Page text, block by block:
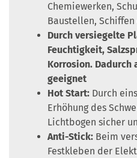
Chemiewerken,
Baustellen,
Durch versiegelte
Feuchtigkeit,
Korrosion. Dadurch
geeignet
Hot Start: Durch
Erhöhung des
Lichtbogen sicher
Anti-Stick: Beim
Festkleben der